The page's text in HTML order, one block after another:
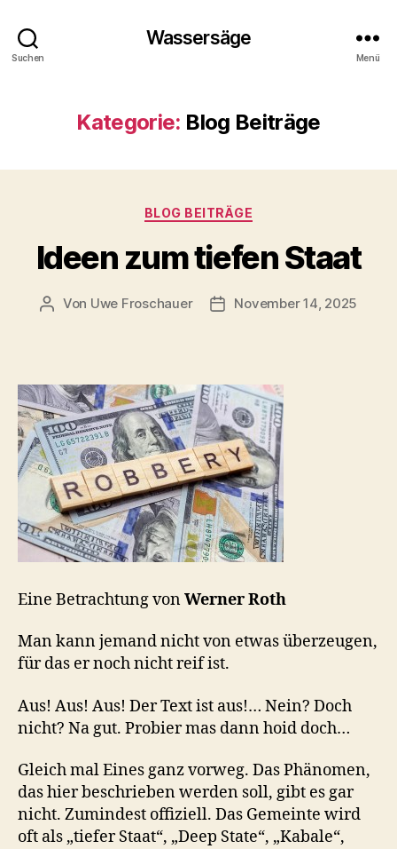
Suchen
Wassersäge
Menü
Kategorie: Blog Beiträge
Kategorien
BLOG BEITRÄGE
Ideen zum tiefen Staat
Beitragsautor
Von Uwe Froschauer Beitragsdatum
November 14, 2025
Eine Betrachtung vonWerner Roth
Man kann jemand nicht von etwas überzeugen,
für das er noch nicht reif ist.
Aus! Aus! Aus! Der Text ist aus!… Nein? Doch
nicht? Na gut. Probier mas dann hoid doch…
Gleich mal Eines ganz vorweg. Das Phänomen,
das hier beschrieben werden soll, gibt es gar
nicht. Zumindest offiziell. Das Gemeinte wird
oft als „tiefer Staat“, „Deep State“, „Kabale“,